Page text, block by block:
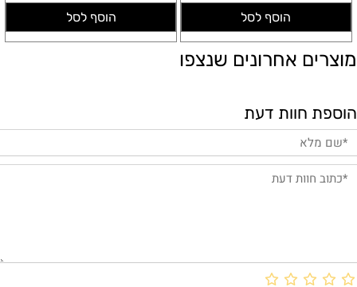
הוסף לסל הוסף לסל
מוצרים אחרונים שנצפו
הוספת חוות דעת